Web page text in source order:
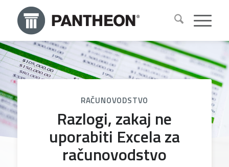
RAČUNOVODSTVO
Razlogi, zakaj ne
uporabiti Excela za
računovodstvo